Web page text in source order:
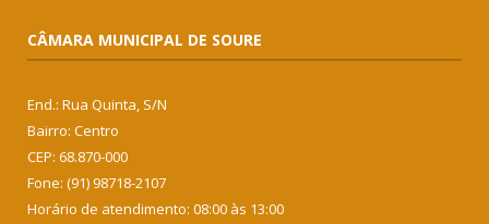
CÂMARA MUNICIPAL DE SOURE
End.: Rua Quinta, S/N
Bairro: Centro
CEP: 68.870-000
Fone: (91) 98718-2107
Horário de atendimento: 08:00 às 13:00